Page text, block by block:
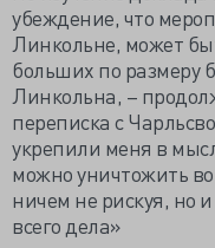
убеждение, что
Линкольне, может
больших по размеру
Линкольна, –
переписка с
укрепили меня в
можно уничтожить
ничем не рискуя, но
всего дела»